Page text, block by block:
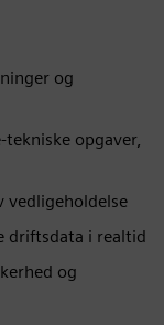
og
opgaver,
vedligeholdelse
driftsdata i realtid
og